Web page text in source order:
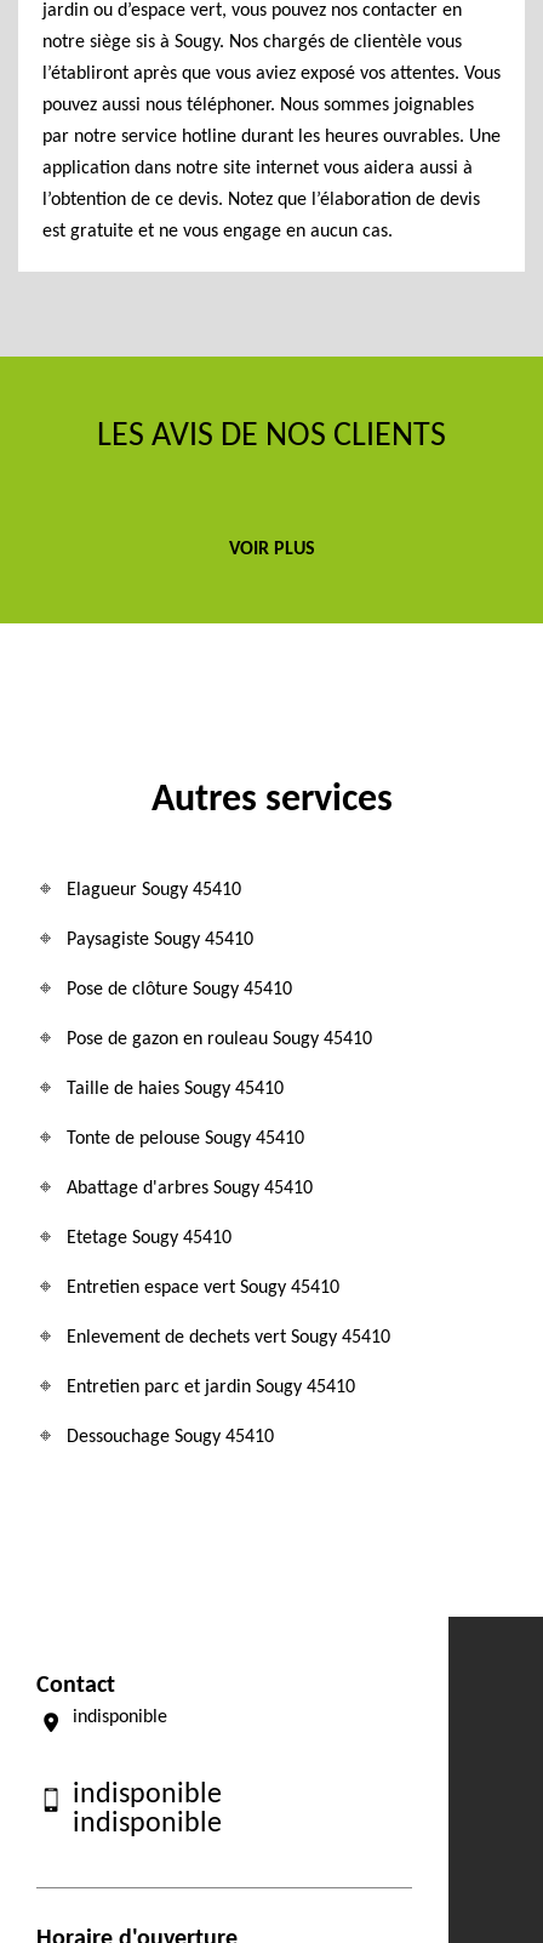
jardin ou d’espace vert, vous pouvez nos contacter en
notre siège sis à Sougy. Nos chargés de clientèle vous
l’établiront après que vous aviez exposé vos attentes. Vous
pouvez aussi nous téléphoner. Nous sommes joignables
par notre service hotline durant les heures ouvrables. Une
application dans notre site internet vous aidera aussi à
l’obtention de ce devis. Notez que l’élaboration de devis
est gratuite et ne vous engage en aucun cas.
LES AVIS DE NOS CLIENTS
VOIR PLUS
Autres services
Elagueur Sougy 45410
Paysagiste Sougy 45410
Pose de clôture Sougy 45410
Pose de gazon en rouleau Sougy 45410
Taille de haies Sougy 45410
Tonte de pelouse Sougy 45410
Abattage d'arbres Sougy 45410
Etetage Sougy 45410
Entretien espace vert Sougy 45410
Enlevement de dechets vert Sougy 45410
Entretien parc et jardin Sougy 45410
Dessouchage Sougy 45410
Contact
indisponible
indisponible
indisponible